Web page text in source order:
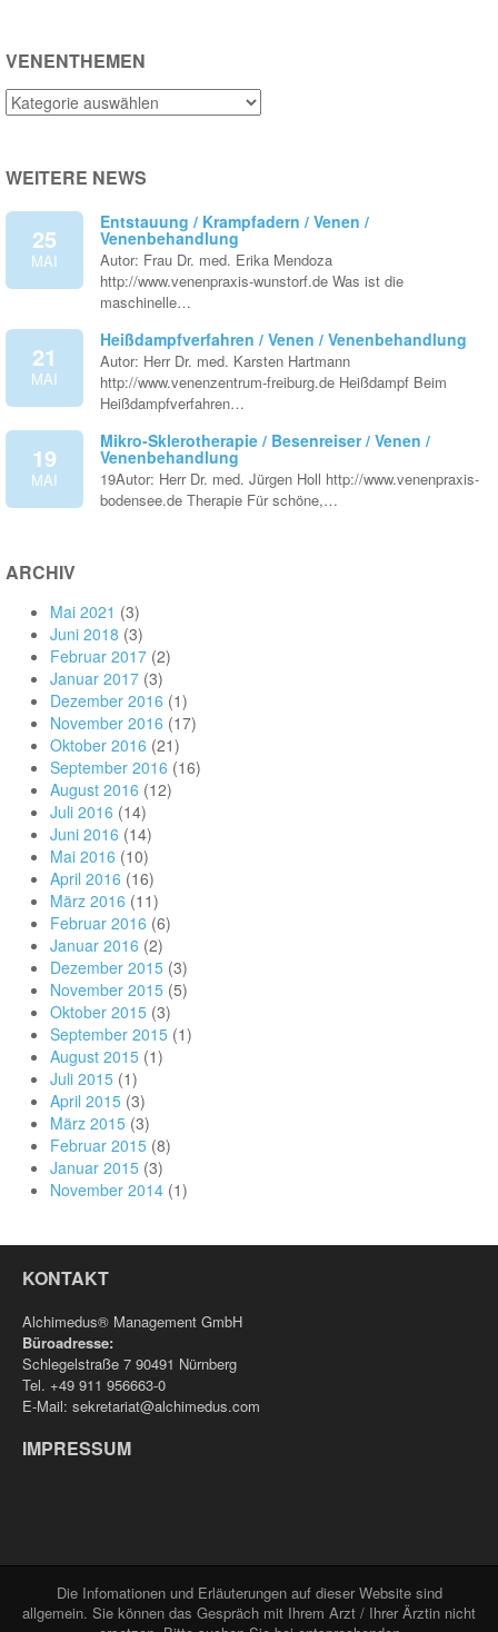
VENENTHEMEN
Venenthemen
WEITERE NEWS
25
MAI
Entstauung / Krampfadern / Venen /
Venenbehandlung
Autor: Frau Dr. med. Erika Mendoza
http://www.venenpraxis-wunstorf.de Was ist die
maschinelle…
21
MAI
Heißdampfverfahren / Venen / Venenbehandlung
Autor: Herr Dr. med. Karsten Hartmann
http://www.venenzentrum-freiburg.de Heißdampf Beim
Heißdampfverfahren…
19
MAI
Mikro-Sklerotherapie / Besenreiser / Venen /
Venenbehandlung
19Autor: Herr Dr. med. Jürgen Holl http://www.venenpraxis-
bodensee.de Therapie Für schöne,…
ARCHIV
Mai 2021 (3)
Juni 2018 (3)
Februar 2017 (2)
Januar 2017 (3)
Dezember 2016 (1)
November 2016 (17)
Oktober 2016 (21)
September 2016 (16)
August 2016 (12)
Juli 2016 (14)
Juni 2016 (14)
Mai 2016 (10)
April 2016 (16)
März 2016 (11)
Februar 2016 (6)
Januar 2016 (2)
Dezember 2015 (3)
November 2015 (5)
Oktober 2015 (3)
September 2015 (1)
August 2015 (1)
Juli 2015 (1)
April 2015 (3)
März 2015 (3)
Februar 2015 (8)
Januar 2015 (3)
November 2014 (1)
KONTAKT
Alchimedus® Management GmbH
Büroadresse:
Schlegelstraße 7 90491 Nürnberg
Tel. +49 911 956663-0
E-Mail: sekretariat@alchimedus.com
IMPRESSUM
Die Infomationen und Erläuterungen auf dieser Website sind
allgemein. Sie können das Gespräch mit Ihrem Arzt / Ihrer Ärztin nicht